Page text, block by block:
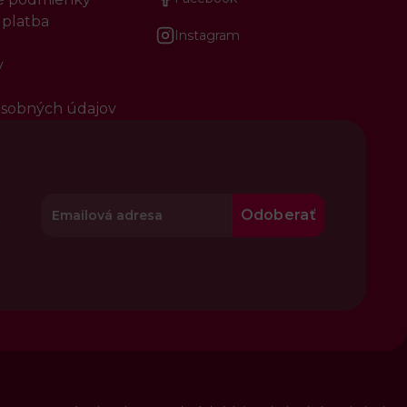
platba
údajov
Instagram
Odoberať